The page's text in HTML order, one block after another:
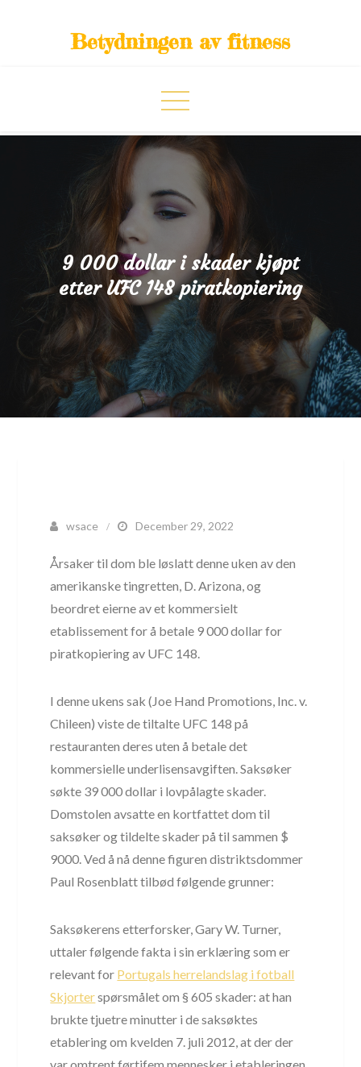
Betydningen av fitness
9 000 dollar i skader kjøpt
etter UFC 148 piratkopiering
wsace December 29, 2022
Årsaker til dom ble løslatt denne uken av den
amerikanske tingretten, D. Arizona, og
beordret eierne av et kommersielt
etablissement for å betale 9 000 dollar for
piratkopiering av UFC 148.
I denne ukens sak (Joe Hand Promotions, Inc. v.
Chileen) viste de tiltalte UFC 148 på
restauranten deres uten å betale det
kommersielle underlisensavgiften. Saksøker
søkte 39 000 dollar i lovpålagte skader.
Domstolen avsatte en kortfattet dom til
saksøker og tildelte skader på til sammen $
9000. Ved å nå denne figuren distriktsdommer
Paul Rosenblatt tilbød følgende grunner:
Saksøkerens etterforsker, Gary W. Turner,
uttaler følgende fakta i sin erklæring som er
relevant for Portugals herrelandslag i fotball
Skjorterspørsmålet om § 605 skader: at han
brukte tjuetre minutter i de saksøktes
etablering om kvelden 7. juli 2012, at der der